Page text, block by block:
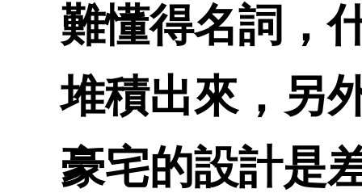
難懂得名詞，
堆積出來，另
豪宅的設計是